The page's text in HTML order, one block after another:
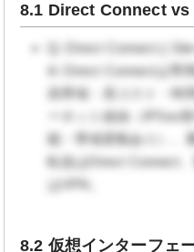
8.1 Direct Connect vs
Q: Direct Connectと
A: Direct Connectは専
高帯域・高コスト・時
ーネット経由（IPSec
能・帯域変動あり）。
転送はDirect Connect
はVPN。
8.2 仮想インターフェ